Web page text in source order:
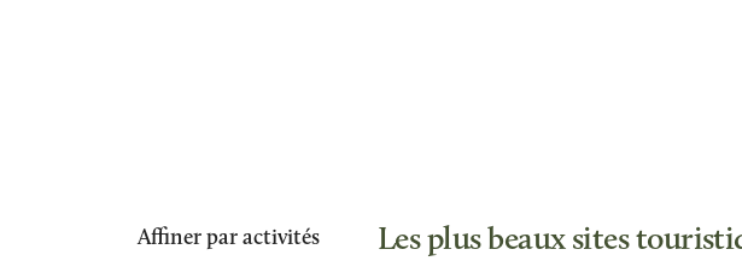
Affiner par activités Les plus beaux sites